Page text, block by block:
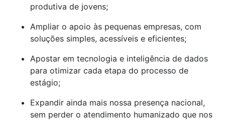
produtiva de jovens;
Ampliar o apoio às pequenas empresas, com
soluções simples, acessíveis e eficientes;
Apostar em tecnologia e inteligência de dados
para otimizar cada etapa do processo de
estágio;
Expandir ainda mais nossa presença nacional,
sem perder o atendimento humanizado que nos